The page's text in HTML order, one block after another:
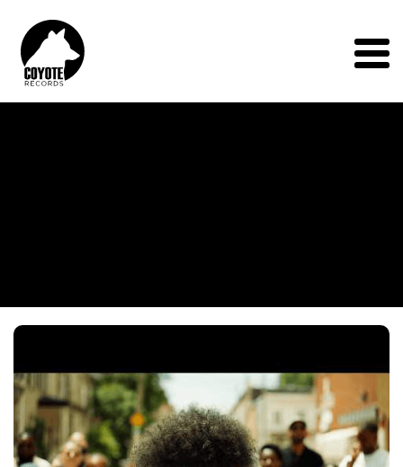
Records
Menu